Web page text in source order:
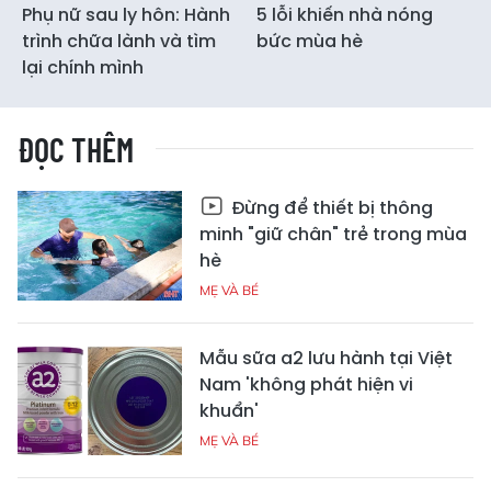
Phụ nữ sau ly hôn: Hành
trình chữa lành và tìm
lại chính mình
5 lỗi khiến nhà nóng
bức mùa hè
ĐỌC THÊM
Đừng để thiết bị thông
minh "giữ chân" trẻ trong mùa
hè
MẸ VÀ BÉ
Mẫu sữa a2 lưu hành tại Việt
Nam 'không phát hiện vi
khuẩn'
MẸ VÀ BÉ